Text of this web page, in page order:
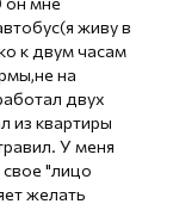
живу в
к двум часам
на
двух
из квартиры
У меня
"лицо
желать